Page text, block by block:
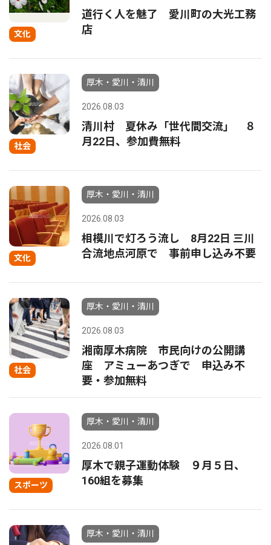
文化
道行く人を魅了 愛川町の大光工務
店
社会
厚木・愛川・清川
2026.08.03
清川村 夏休み「世代間交流」 ８
月22日、参加費無料
文化
厚木・愛川・清川
2026.08.03
相模川で灯ろう流し 8月22日 三川
合流地点河原で 事前申し込み不要
社会
厚木・愛川・清川
2026.08.03
湘南厚木病院 市民向けの公開講
座 アミューあつぎで 申込み不
要・参加無料
スポーツ
厚木・愛川・清川
2026.08.01
厚木で親子運動体験 ９月５日、
160組を募集
厚木・愛川・清川